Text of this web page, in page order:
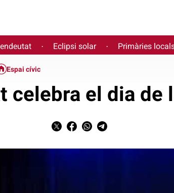
· Eclipsi solar · Primàries
Espai cívic
celebra el dia de